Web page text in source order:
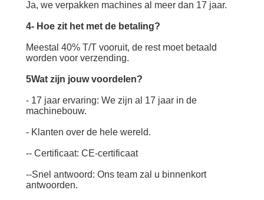
Ja, we verpakken machines al meer dan 17 jaar.
4- Hoe zit het met de betaling?
Meestal 40% T/T vooruit, de rest moet betaald
worden voor verzending.
5Wat zijn jouw voordelen?
- 17 jaar ervaring: We zijn al 17 jaar in de
machinebouw.
- Klanten over de hele wereld.
-- Certificaat: CE-certificaat
--Snel antwoord: Ons team zal u binnenkort
antwoorden.